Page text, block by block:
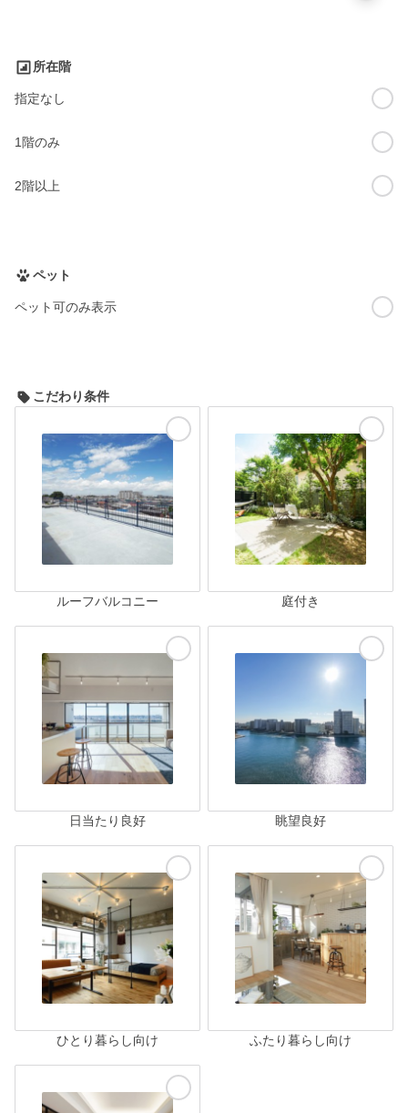
所在階
指定なし
1階のみ
2階以上
ペット
ペット可のみ表示
こだわり条件
ルーフバルコニー 庭付き
日当たり良好 眺望良好
ひとり暮らし向け ふたり暮らし向け